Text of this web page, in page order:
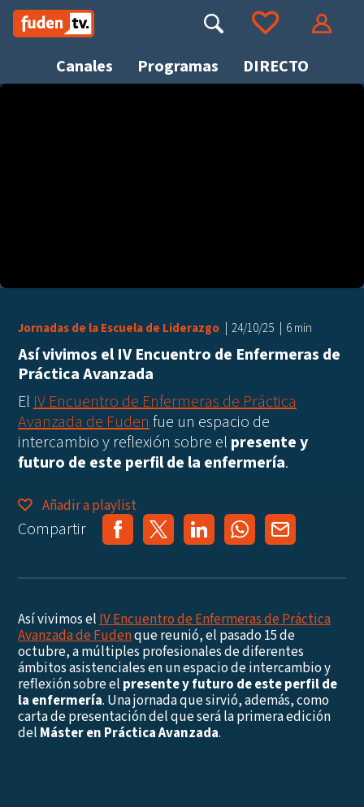
Saltar
contenido
Canales Programas DIRECTO
Buscar Ir a tus favoritos
Jornadas de la Escuela de Liderazgo 24/10/25 6 min
Así vivimos el IV Encuentro de Enfermeras de
Práctica Avanzada
ElIV Encuentro de Enfermeras de Práctica
Avanzada de Fudenfue un espacio de
intercambio y reflexión sobre el presente y
futuro de este perfil de la enfermería.
Añadir a playlist
Compartir
Así vivimos elIV Encuentro de Enfermeras de Práctica
Avanzada de Fudenque reunió, el pasado 15 de
octubre, a múltiples profesionales de diferentes
ámbitos asistenciales en un espacio de intercambio y
reflexión sobre el presente y futuro de este perfil de
la enfermería. Una jornada que sirvió, además, como
carta de presentación del que será la primera edición
del Máster en Práctica Avanzada.